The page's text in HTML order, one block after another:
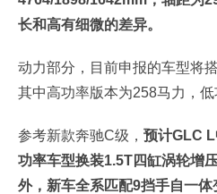
长和高有细微的差异。
动力部分，目前申报的车型将
其中高功率版本为258马力，低
参考新款奔驰C级， 预计GLC
功率车型换装1.5T四缸涡轮增
外，新车全系匹配9挡手自一体